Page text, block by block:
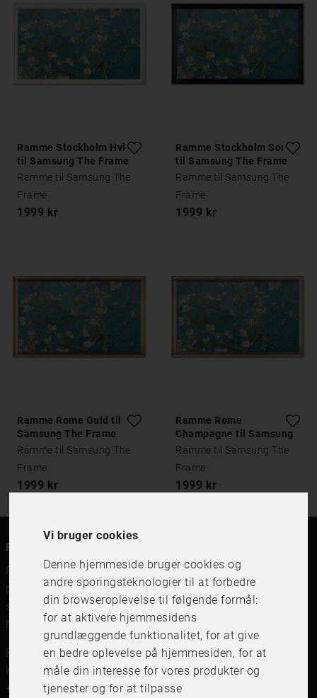
Vi bruger cookies
Denne hjemmeside bruger cookies og
andre sporingsteknologier til at forbedre
din browseroplevelse til følgende formål:
for at aktivere hjemmesidens
grundlæggende funktionalitet,for at give
en bedre oplevelse på hjemmesiden, for at
måle din interesse for vores produkter og
tjenester og for at tilpasse
Ramme Stockholm Hvid
til Samsung The Frame
Ramme til Samsung The
Frame
1999 kr
Ramme Stockholm Sort
til Samsung The Frame
Ramme til Samsung The
Frame
1999 kr
Ramme Rome Guld til
Samsung The Frame
Ramme til Samsung The
Frame
1999 kr
Ramme Rome
Champagne til Samsung
The Frame
Ramme til Samsung The
Frame
1999 kr
FRAME IT
FRAME IT er en moderne rammebutik for billedrammer,
plakater og print og indramning. Vi forhandler
svenskfremstillede billedrammer, beslag og print af
højeste kvalitet.
FRAME IT Ramar och Inramning
Kungsgatan 41,111 56 Stockholm
+46 (0)8 142122